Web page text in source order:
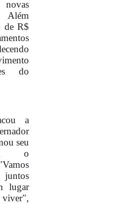
Além
de R$
do
a
seu
o
juntos
lugar
viver",